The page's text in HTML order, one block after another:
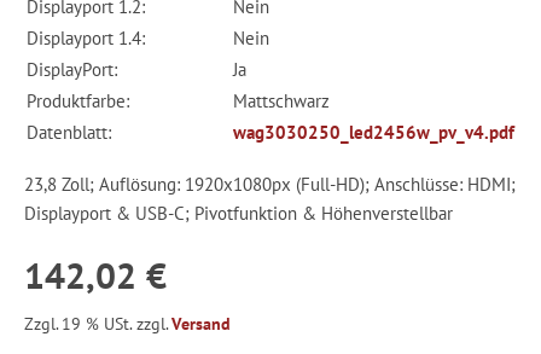
Displayport 1.2:
Nein
Displayport 1.4:
Nein
DisplayPort:
Ja
Produktfarbe:
Mattschwarz
Datenblatt:
wag3030250_led2456w_pv_v4.pdf
23,8 Zoll; Auflösung: 1920x1080px (Full-HD); Anschlüsse: HDMI;
Displayport & USB-C; Pivotfunktion & Höhenverstellbar
142,02 €
Zzgl. 19 % USt. zzgl.Versand